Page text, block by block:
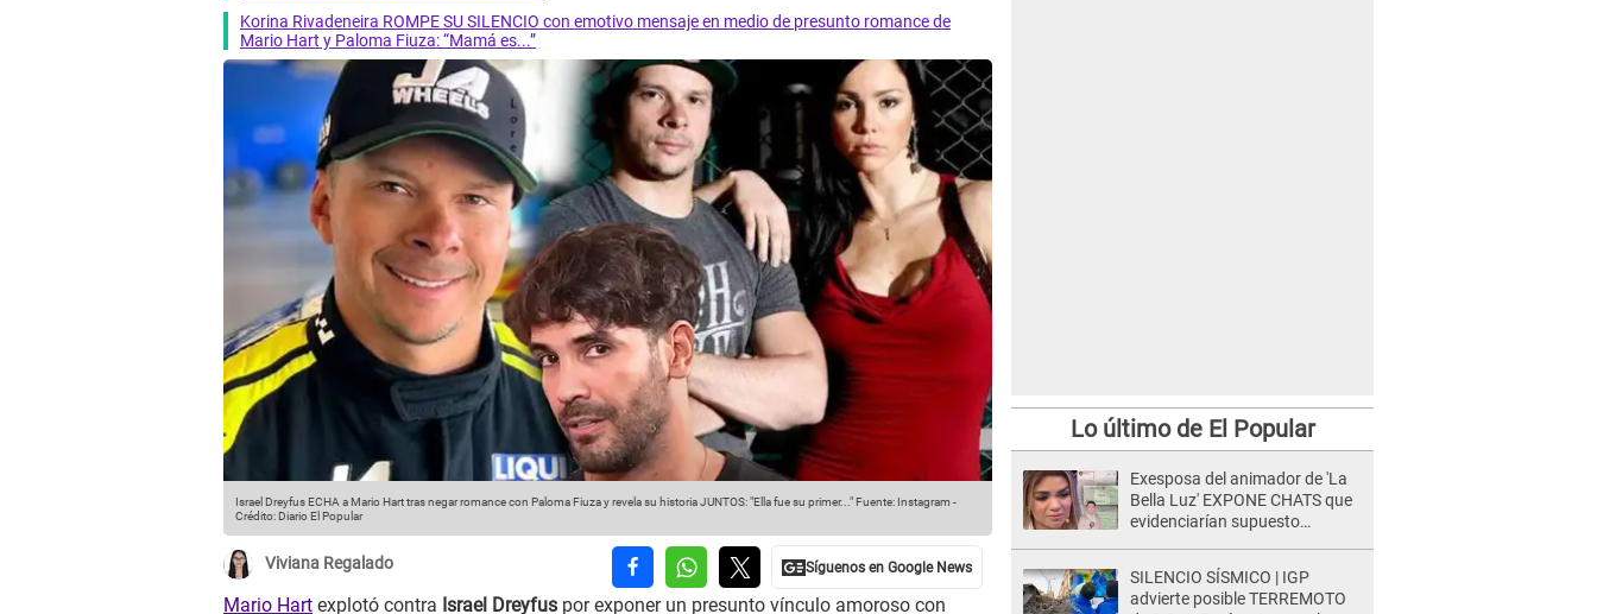
Korina Rivadeneira ROMPE SU SILENCIO con emotivo mensaje en medio de presunto romance de
Mario Hart y Paloma Fiuza: “Mamá es...”
Israel Dreyfus ECHA a Mario Hart tras negar romance con Paloma Fiuza y revela su historia JUNTOS: "Ella fue su primer..." Fuente: Instagram -
Crédito: Diario El Popular
Viviana Regalado
Mario Hart explotó contra Israel Dreyfus por exponer un presunto vínculo amoroso con
Lo último de El Popular
Exesposa del animador de 'La
Bella Luz' EXPONE CHATS que
evidenciarían supuesto
Saldaña, pese a tener pareja
SILENCIO SÍSMICO | IGP
advierte posible TERREMOTO